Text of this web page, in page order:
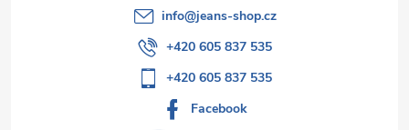
info@jeans-shop.cz
+420 605 837 535
+420 605 837 535
Facebook